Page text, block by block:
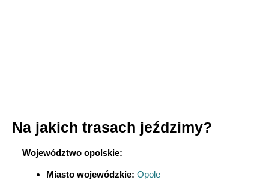
Na jakich trasach jeździmy?
Województwo opolskie:
Miasto wojewódzkie: Opole